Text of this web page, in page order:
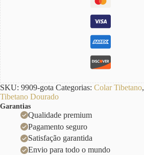
SKU: 9909-gota Categorias: Colar Tibetano,
Tibetano Dourado
Garantias
Qualidade premium
Pagamento seguro
Satisfação garantida
Envio para todo o mundo